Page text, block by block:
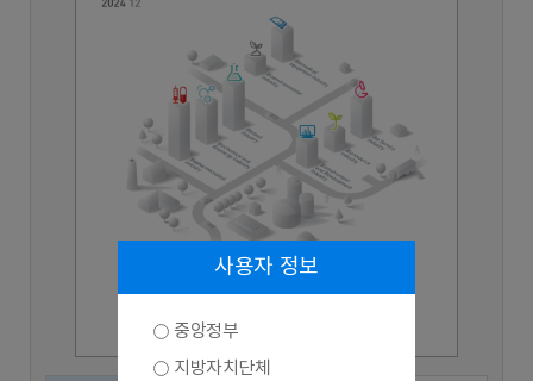
사용자 정보
중앙정부
지방자치단체